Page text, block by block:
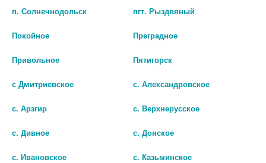
СУПП.
п. Солнечнодольск пгт. Рыздвяный
Покойное Преградное
Привольное Пятигорск
с Дмитриевское с. Александровское
с. Арзгир с. Верхнерусское
с. Дивное с. Донское
с. Ивановское с. Казьминское